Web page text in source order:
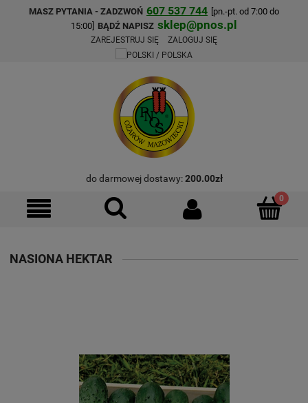
MASZ PYTANIA - ZADZWOŃ 607 537 744 [pn.-pt. od 7:00 do
15:00] BĄDŹ NAPISZ sklep@pnos.pl
ZAREJESTRUJ SIĘ ZALOGUJ SIĘ
do darmowej dostawy:200.00zł
NASIONA HEKTAR